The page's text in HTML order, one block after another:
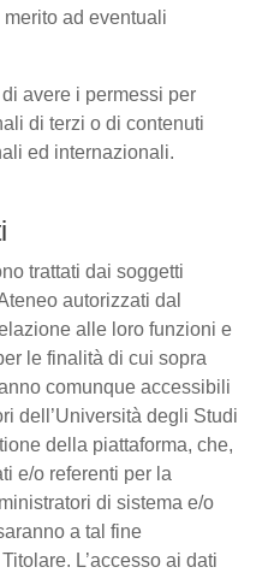
ad eventuali
avere i permessi per
di terzi o di contenuti
ed internazionali.
trattati dai soggetti
autorizzati dal
alle loro funzioni e
le finalità di cui sopra
comunque accessibili
dell’Università degli Studi
della piattaforma, che,
e/o referenti per la
di sistema e/o
a tal fine
L’accesso ai dati